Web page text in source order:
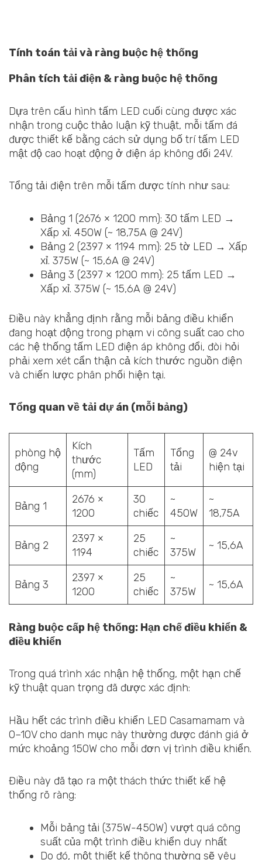
Tính toán tải và ràng buộc hệ thống
Phân tích tải điện & ràng buộc hệ thống
Dựa trên cấu hình tấm LED cuối cùng được xác
nhận trong cuộc thảo luận kỹ thuật, mỗi tấm đá
được thiết kế bằng cách sử dụng bố trí tấm LED
mật độ cao hoạt động ở điện áp không đổi 24V.
Tổng tải điện trên mỗi tấm được tính như sau:
Bảng 1 (2676 × 1200 mm): 30 tấm LED →
Xấp xỉ. 450W (~ 18,75A @ 24V)
Bảng 2 (2397 × 1194 mm): 25 tờ LED → Xấp
xỉ. 375W (~ 15,6A @ 24V)
Bảng 3 (2397 × 1200 mm): 25 tấm LED →
Xấp xỉ. 375W (~ 15,6A @ 24V)
Điều này khẳng định rằng mỗi bảng điều khiển
đang hoạt động trong phạm vi công suất cao cho
các hệ thống tấm LED điện áp không đổi, đòi hỏi
phải xem xét cẩn thận cả kích thước nguồn điện
và chiến lược phân phối hiện tại.
Tổng quan về tải dự án (mỗi bảng)
phòng hộ
động
Kích
thước
(mm)
Tấm
LED
Tổng
tải
@ 24v
hiện tại
Bảng 1
2676 ×
1200
30
chiếc
~
450W
~
18,75A
Bảng 2
2397 ×
1194
25
chiếc
~
375W
~ 15,6A
Bảng 3
2397 ×
1200
25
chiếc
~
375W
~ 15,6A
Ràng buộc cấp hệ thống: Hạn chế điều khiển &
điều khiển
Trong quá trình xác nhận hệ thống, một hạn chế
kỹ thuật quan trọng đã được xác định:
Hầu hết các trình điều khiển LED Casamamam và
0–10V cho danh mục này thường được đánh giá ở
mức khoảng 150W cho mỗi đơn vị trình điều khiển.
Điều này đã tạo ra một thách thức thiết kế hệ
thống rõ ràng:
Mỗi bảng tải (375W-450W) vượt quá công
suất của một trình điều khiển duy nhất
Do đó, một thiết kế thông thường sẽ yêu